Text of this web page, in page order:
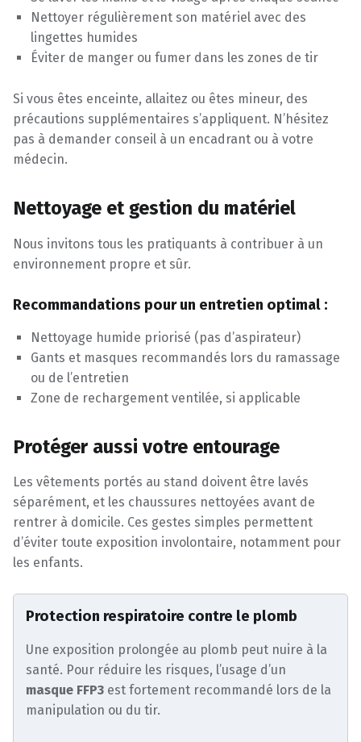
Nettoyer régulièrement son matériel avec des
lingettes humides
Éviter de manger ou fumer dans les zones de tir
Si vous êtes enceinte, allaitez ou êtes mineur, des
précautions supplémentaires s’appliquent. N’hésitez
pas à demander conseil à un encadrant ou à votre
médecin.
Nettoyage et gestion du matériel
Nous invitons tous les pratiquants à contribuer à un
environnement propre et sûr.
Recommandations pour un entretien optimal :
Nettoyage humide priorisé (pas d’aspirateur)
Gants et masques recommandés lors du ramassage
ou de l’entretien
Zone de rechargement ventilée, si applicable
Protéger aussi votre entourage
Les vêtements portés au stand doivent être lavés
séparément, et les chaussures nettoyées avant de
rentrer à domicile. Ces gestes simples permettent
d’éviter toute exposition involontaire, notamment pour
les enfants.
Protection respiratoire contre le plomb
Une exposition prolongée au plomb peut nuire à la
santé. Pour réduire les risques, l’usage d’un
masque FFP3 est fortement recommandé lors de la
manipulation ou du tir.